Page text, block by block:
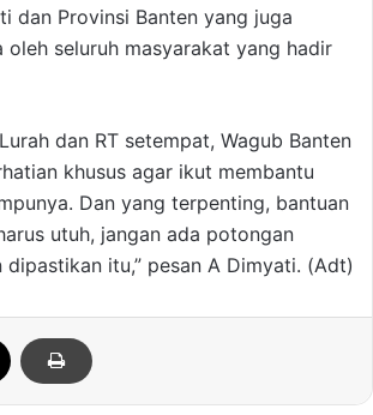
dan Provinsi Banten yang juga
oleh seluruh masyarakat yang hadir
dan RT setempat, Wagub Banten
khusus agar ikut membantu
Dan yang terpenting, bantuan
utuh, jangan ada potongan
dipastikan itu,” pesan A Dimyati. (Adt)